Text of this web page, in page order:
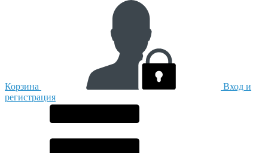
Корзина
Вход и
регистрация